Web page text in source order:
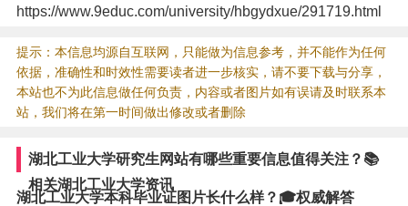
https://www.9educ.com/university/hbgydxue/291719.html
提示：本信息均源自互联网，只能做为信息参考，并不能作为任何
依据，准确性和时效性需要读者进一步核实，请不要下载与分享，
本站也不为此信息做任何负责，内容或者图片如有误请及时联系本
站，我们将在第一时间做出修改或者删除
湖北工业大学研究生网站有哪些重要信息值得关注？📚
相关湖北工业大学资讯
湖北工业大学本科毕业证图片长什么样？🎓权威解答